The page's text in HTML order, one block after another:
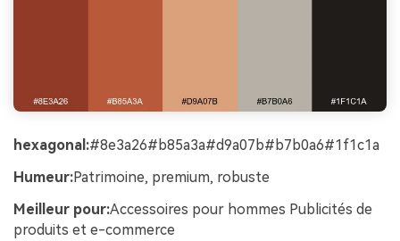
hexagonal:#8e3a26#b85a3a#d9a07b#b7b0a6#1f1c1a
Humeur:Patrimoine, premium, robuste
Meilleur pour:Accessoires pour hommes Publicités de
produits et e-commerce